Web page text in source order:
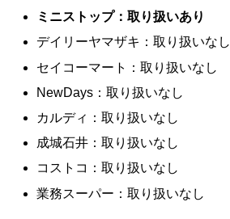
ミニストップ：取り扱いあり
デイリーヤマザキ：取り扱いなし
セイコーマート：取り扱いなし
NewDays：取り扱いなし
カルディ：取り扱いなし
成城石井：取り扱いなし
コストコ：取り扱いなし
業務スーパー：取り扱いなし